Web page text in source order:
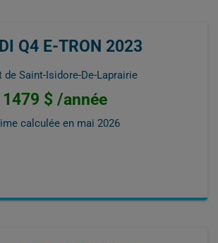
Q4 E-TRON 2023
de Saint-Isidore-De-Laprairie
1479 $ /année
calculée en mai 2026